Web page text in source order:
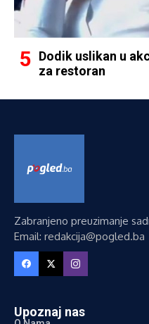
Dodik uslikan u
za restoran
Zabranjeno preuzimanje
Email: redakcija@pogled.ba
Upoznaj nas